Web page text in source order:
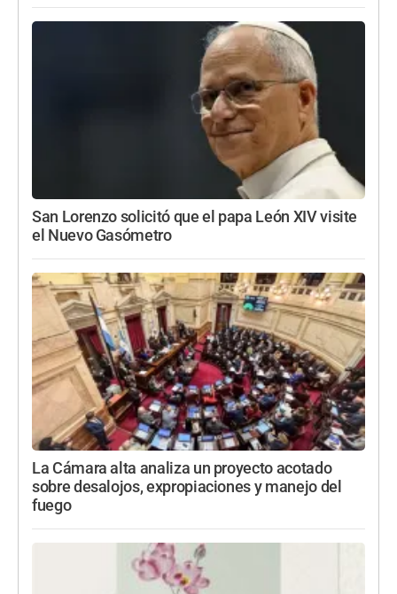
San Lorenzo solicitó que el papa León XIV visite
el Nuevo Gasómetro
La Cámara alta analiza un proyecto acotado
sobre desalojos, expropiaciones y manejo del
fuego